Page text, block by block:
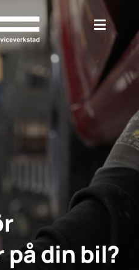
din bil?